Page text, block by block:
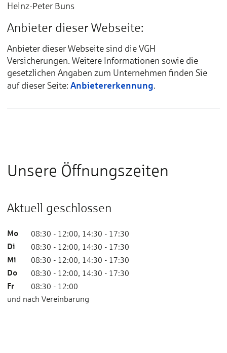
Heinz-Peter Buns
Anbieter dieser Webseite:
Anbieter dieser Webseite sind die VGH
Versicherungen. Weitere Informationen sowie die
gesetzlichen Angaben zum Unternehmen finden Sie
auf dieser Seite: Anbietererkennung.
Unsere Öffnungszeiten
Aktuell geschlossen
Mo 08:30 - 12:00, 14:30 - 17:30
Di 08:30 - 12:00, 14:30 - 17:30
Mi 08:30 - 12:00, 14:30 - 17:30
Do 08:30 - 12:00, 14:30 - 17:30
Fr
08:30 - 12:00
und nach Vereinbarung